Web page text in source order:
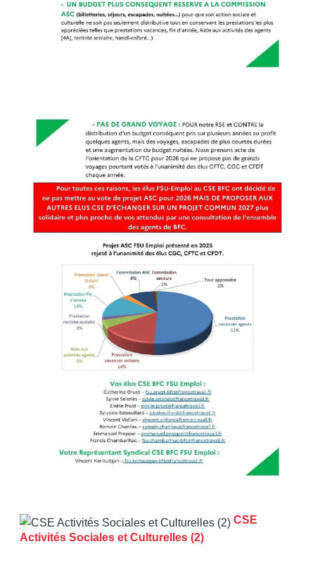
CSE
Activités Sociales et Culturelles (2)